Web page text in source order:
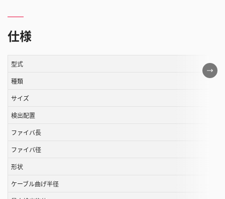
仕様
こ
の
型式
種類
サイズ
検出配置
ファイバ長
ファイバ径
形状
ケーブル曲げ半径